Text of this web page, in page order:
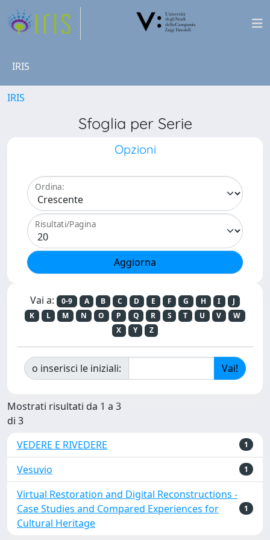
IRIS
IRIS
Sfoglia per Serie
Opzioni
Ordina:
Risultati/Pagina
Vai a: 0-9 A B C D E F G H I
J
K
L M N O P Q R S T U V
W
X
Y Z
o inserisci le iniziali:
Mostrati risultati da 1 a 3
di 3
VEDERE E RIVEDERE
1
Vesuvio 1
Virtual Restoration and Digital Reconstructions -
Case Studies and Compared Experiences for
Cultural Heritage
1